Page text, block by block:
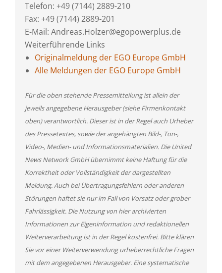
Telefon: +49 (7144) 2889-210
Fax: +49 (7144) 2889-201
E-Mail: Andreas.Holzer@egopowerplus.de
Weiterführende Links
Originalmeldung der EGO Europe GmbH
Alle Meldungen der EGO Europe GmbH
Für die oben stehende Pressemitteilung ist allein der
jeweils angegebene Herausgeber (siehe Firmenkontakt
oben) verantwortlich. Dieser ist in der Regel auch Urheber
des Pressetextes, sowie der angehängten Bild-, Ton-,
Video-, Medien- und Informationsmaterialien. Die United
News Network GmbH übernimmt keine Haftung für die
Korrektheit oder Vollständigkeit der dargestellten
Meldung. Auch bei Übertragungsfehlern oder anderen
Störungen haftet sie nur im Fall von Vorsatz oder grober
Fahrlässigkeit. Die Nutzung von hier archivierten
Informationen zur Eigeninformation und redaktionellen
Weiterverarbeitung ist in der Regel kostenfrei. Bitte klären
Sie vor einer Weiterverwendung urheberrechtliche Fragen
mit dem angegebenen Herausgeber. Eine systematische